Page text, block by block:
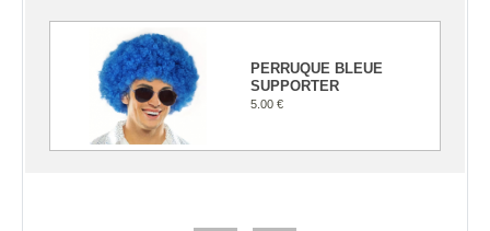
PERRUQUE BLEUE
SUPPORTER
5.00 €